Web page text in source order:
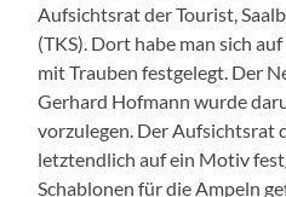
Aufsichtsrat der Tourist,
(TKS). Dort habe man sich
mit Trauben festgelegt. Der
Gerhard Hofmann wurde
vorzulegen. Der Aufsichtsrat
letztendlich auf ein Motiv
Schablonen für die Ampeln